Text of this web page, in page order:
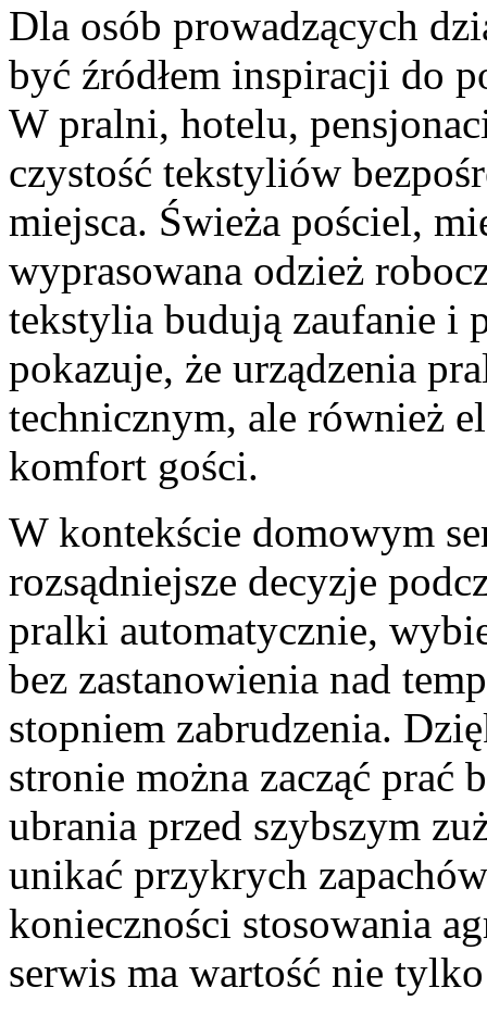
Dla osób prowadzących
być źródłem inspiracji do
W pralni, hotelu,
czystość tekstyliów
miejsca. Świeża pościel,
wyprasowana odzież
tekstylia budują zaufanie i
pokazuje, że urządzenia
technicznym, ale również
komfort gości.
W kontekście domowym
rozsądniejsze decyzje
pralki automatycznie,
bez zastanowienia nad
stopniem zabrudzenia.
stronie można zacząć prać
ubrania przed szybszym
unikać przykrych
konieczności stosowania
serwis ma wartość nie